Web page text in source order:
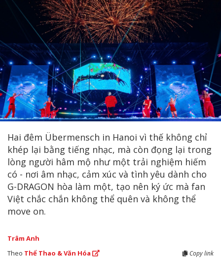
Hai đêm Übermensch in Hanoi vì thế không chỉ
khép lại bằng tiếng nhạc, mà còn đọng lại trong
lòng người hâm mộ như một trải nghiệm hiếm
có - nơi âm nhạc, cảm xúc và tình yêu dành cho
G-DRAGON hòa làm một, tạo nên ký ức mà fan
Việt chắc chắn không thể quên và không thể
move on.
Trâm Anh
Theo Thể Thao & Văn Hóa Copy link